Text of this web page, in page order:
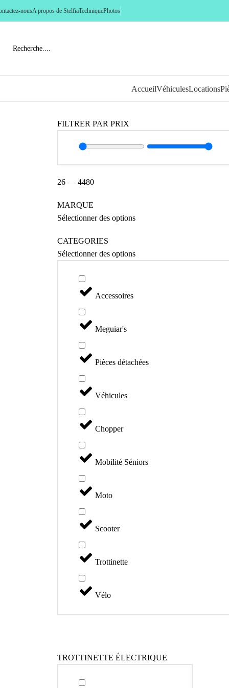
nousA propos de StelfiaTechniquePhotos
AccueilVéhiculesLocations
FILTRER PAR PRIX
26 — 4480
MARQUE
Sélectionner des options
CATEGORIES
Sélectionner des options
Accessoires
Meguiar's
Pièces détachées
Véhicules
Chopper
Mobilité Séniors
Moto
Scooter
Trottinette
Vélo
TROTTINETTE ÉLECTRIQUE